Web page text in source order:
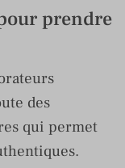
prendre
des
qui permet